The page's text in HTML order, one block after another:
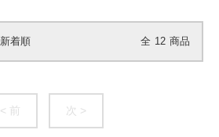
新着順 全 12 商品
< 前 次 >